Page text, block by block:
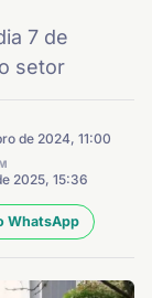
7 de
setor
de 2024, 11:00
2025, 15:36
WhatsApp